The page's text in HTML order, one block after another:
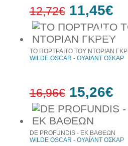
10%
έκπτωση
12,72€ 11,45€
έκπτωση
ΤΟ ΠΟΡΤΡΑΙΤΟ ΤΟΥ ΝΤΟΡΙΑΝ
WILDE OSCAR - ΟΥΑΪΛΝΤ ΟΣΚΑΡ
16,96€ 15,26€
DE PROFUNDIS - ΕΚ ΒΑΘΕΩΝ
WILDE OSCAR - ΟΥΑΪΛΝΤ ΟΣΚΑΡ